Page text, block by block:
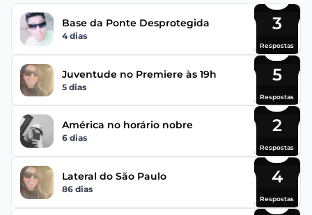
Base da Ponte Desprotegida
4 dias
3
Respostas
Juventude no Premiere às 19h
5 dias
5
Respostas
América no horário nobre
6 dias
2
Respostas
Lateral do São Paulo
86 dias
4
Respostas